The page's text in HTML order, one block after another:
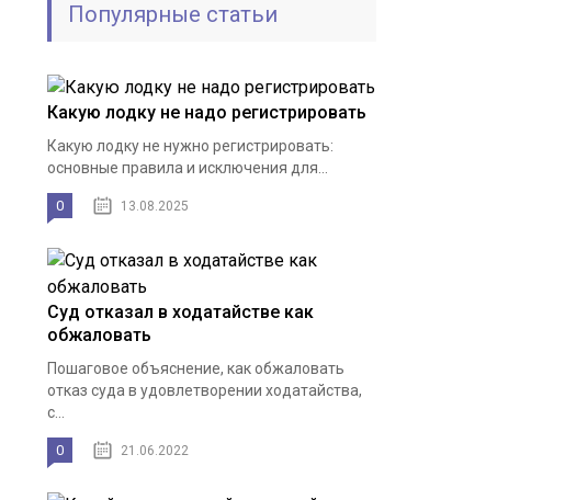
Популярные статьи
Какую лодку не надо регистрировать
Какую лодку не нужно регистрировать:
основные правила и исключения для...
0 13.08.2025
Суд отказал в ходатайстве как
обжаловать
Пошаговое объяснение, как обжаловать
отказ суда в удовлетворении ходатайства,
с...
0 21.06.2022